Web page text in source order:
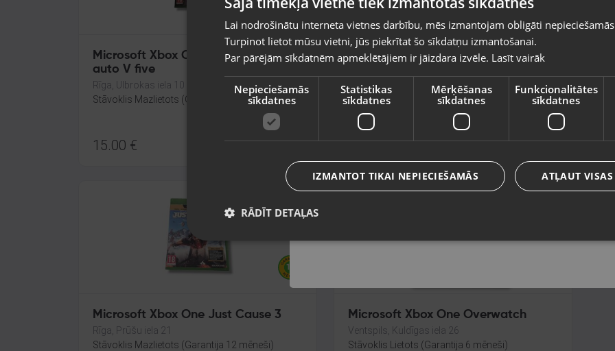
Microsoft Xbox One Grand thert
auto V five
Rīga, Ulbrokas iela 10
Stāvoklis Mazlietots (Garantija 12 mēneši)
15.00 €
Microsoft Xbox One The Elder Scrolls
Stāvoklis Lietots (Garantija 6 mēneši)
5.00€
Microsoft Xbox One Just Cause 3
Rīga, Prūšu iela 21
Stāvoklis Mazlietots (Garantija 12 mēneši)
Microsoft Xbox One Overwatch
Ventspils, Kuldīgas iela 26
Stāvoklis Lietots (Garantija 6 mēneši)
Vietnes saturs būs attēlots izvēlētajā valodā
Valsts
Valoda
Latviešu / Latvian
Lai nodrošinātu interneta vietnes darbību, mēs izmantojam obligāti
Turpinot lietot mūsu vietni, jūs piekrītat šo sīkdatņu izmantošanai.
Par pārējām sīkdatnēm apmeklētājiem ir jāizdara izvēle. Lasīt vairāk
Nepieciešamās
sīkdatnes
Statistikas
sīkdatnes
Mērķēšanas
sīkdatnes
Funkcionalitātes
sīkdatnes
ATĻAUT
IZMANTOT TIKAI NEPIECIEŠAMĀS
RĀDĪT DETAĻAS